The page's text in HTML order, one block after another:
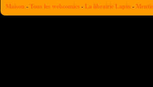
Maison -Tous les webcomics - La librairie Lapin -